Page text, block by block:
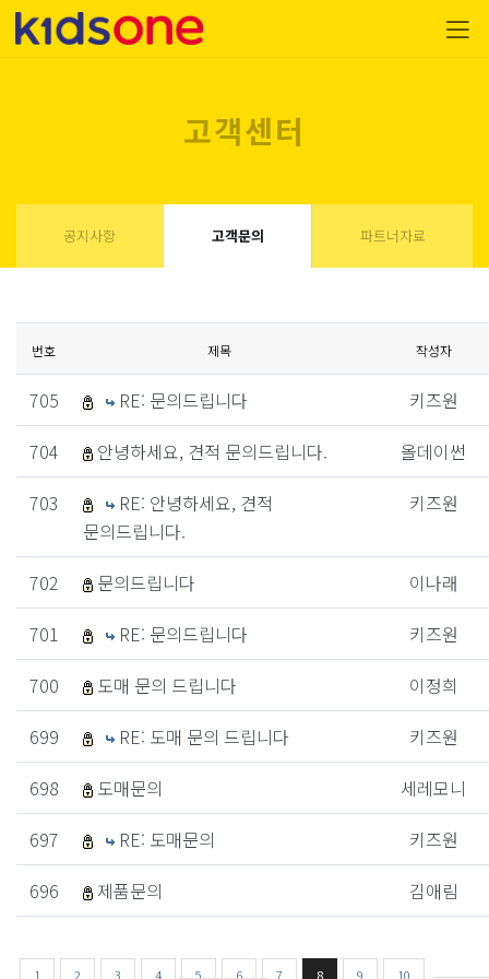
고객센터
공지사항 고객문의 파트너자료
번호 제목 작성자
705 RE: 문의드립니다
키즈원
704
안녕하세요, 견적 문의드립니다.
올데이썬
703
RE: 안녕하세요, 견적
문의드립니다.
키즈원
702 문의드립니다
이나래
701
RE: 문의드립니다
키즈원
700
도매 문의 드립니다
이정희
699
RE: 도매 문의 드립니다
키즈원
698
도매문의
세레모니
697
RE: 도매문의
키즈원
696
제품문의 김애림
1 2 3 4 5 6 7 8 9 10